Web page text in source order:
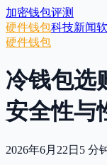
加密钱包评测
硬件钱包科技新闻
硬件钱包
冷钱包选
安全性与
2026年6月22日 5 分